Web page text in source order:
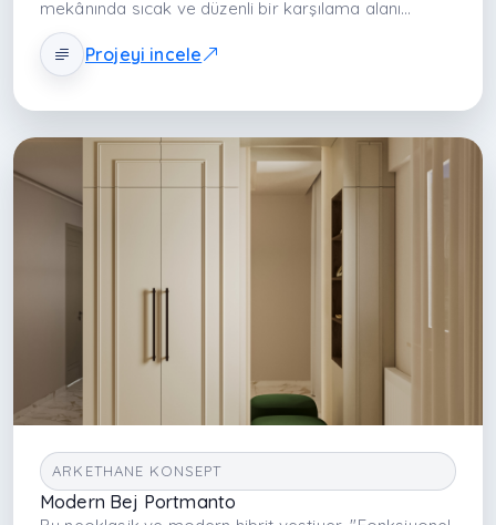
mekânında sıcak ve düzenli bir karşılama alanı
oluşturur. Tavana yakın depolama modülleri alan
verimliliği sağlarken askılık ve ayakkabılık çözümleri
lake yüzey dengesi sayesinde giriş alanı modern,
ferah ve zamansız bir iç mekân atmosferine dönüşür.
Projeyi incele
ARKETHANE KONSEPT
Modern Bej Portmanto